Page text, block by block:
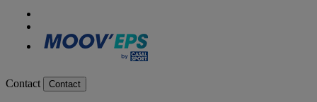
Contact Contact